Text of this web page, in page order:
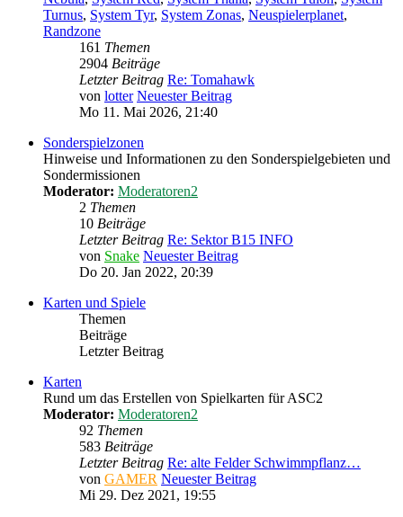
Turnus, System Tyr, System Zonas, Neuspielerplanet,
Randzone
161 Themen
2904 Beiträge
Letzter Beitrag Re: Tomahawk
von lotter Neuester Beitrag
Mo 11. Mai 2026, 21:40
Sonderspielzonen
Hinweise und Informationen zu den Sonderspielgebieten und
Sondermissionen
Moderator: Moderatoren2
2 Themen
10 Beiträge
Letzter Beitrag Re: Sektor B15 INFO
von Snake Neuester Beitrag
Do 20. Jan 2022, 20:39
Karten und Spiele
Themen
Beiträge
Letzter Beitrag
Karten
Rund um das Erstellen von Spielkarten für ASC2
Moderator: Moderatoren2
92 Themen
583 Beiträge
Letzter Beitrag Re: alte Felder Schwimmpflanz…
von GAMER Neuester Beitrag
Mi 29. Dez 2021, 19:55